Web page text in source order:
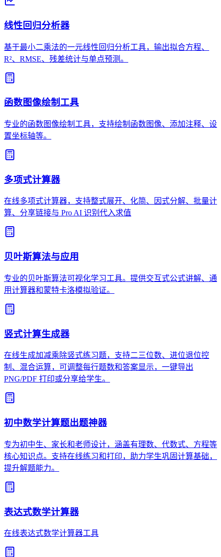
线性回归分析器
基于最小二乘法的一元线性回归分析工具，输出拟合方程、
R²、RMSE、残差统计与单点预测。
函数图像绘制工具
专业的函数图像绘制工具，支持绘制函数图像、添加注释、设
置坐标轴等。
多项式计算器
在线多项式计算器，支持整式展开、化简、因式分解、批量计
算、分享链接与 Pro AI 识别代入求值
贝叶斯算法与应用
专业的贝叶斯算法可视化学习工具。提供交互式公式讲解、通
用计算器和蒙特卡洛模拟验证。
竖式计算生成器
在线生成加减乘除竖式练习题，支持二三位数、进位退位控
制、混合运算，可调整每行题数和答案显示，一键导出
PNG/PDF 打印或分享给学生。
初中数学计算题出题神器
专为初中生、家长和老师设计，涵盖有理数、代数式、方程等
核心知识点。支持在线练习和打印，助力学生巩固计算基础，
提升解题能力。
表达式数学计算器
在线表达式数学计算器工具